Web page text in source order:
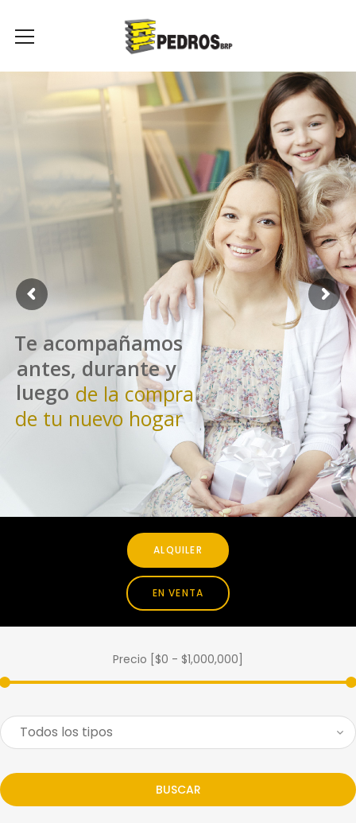
Te acompañamos
antes, durante y
luego de la compra
de tu nuevo hogar
ALQUILER
EN VENTA
Precio [ $0 - $1,000,000
BUSCAR